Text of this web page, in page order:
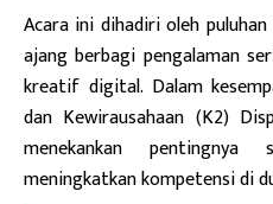
Acara ini dihadiri oleh
ajang berbagi pengalaman
kreatif digital. Dalam
dan Kewirausahaan (K2)
menekankan
meningkatkan kompetensi di